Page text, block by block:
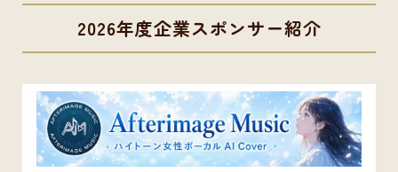
2026年度企業スポンサー紹介